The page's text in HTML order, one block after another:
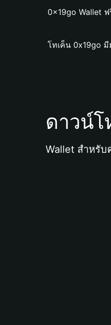
0x19go Wallet
โทเค็น 0x19go มี
ดาวน์โ
Wallet สำหรั